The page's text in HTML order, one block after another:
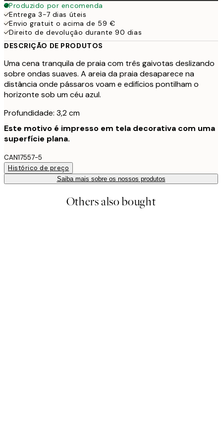
Produzido por encomenda
Entrega 3-7 dias úteis
Envio gratuit o acima de 59 €
Direito de devolução durante 90 dias
DESCRIÇÃO DE PRODUTOS
Uma cena tranquila de praia com três gaivotas deslizando
sobre ondas suaves. A areia da praia desaparece na
distância onde pássaros voam e edifícios pontilham o
horizonte sob um céu azul.
Profundidade: 3,2 cm
Este motivo é impresso em tela decorativa com uma
superfície plana.
CAN17557-5
Histórico de preço
Saiba mais sobre os nossos produtos
Others also bought